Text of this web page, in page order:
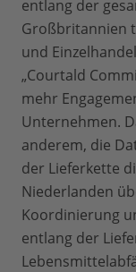
entlang der
Großbritannien
und
„Courtald
mehr
Unternehmen.
anderem, die
der Lieferkette
Niederlanden
Koordinierung
entlang der